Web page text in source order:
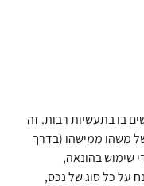
בו בתעשיות רבות. זה
משהו ממישהו (בדרך
שימוש בהונאה,
על כל סוג של נכס,